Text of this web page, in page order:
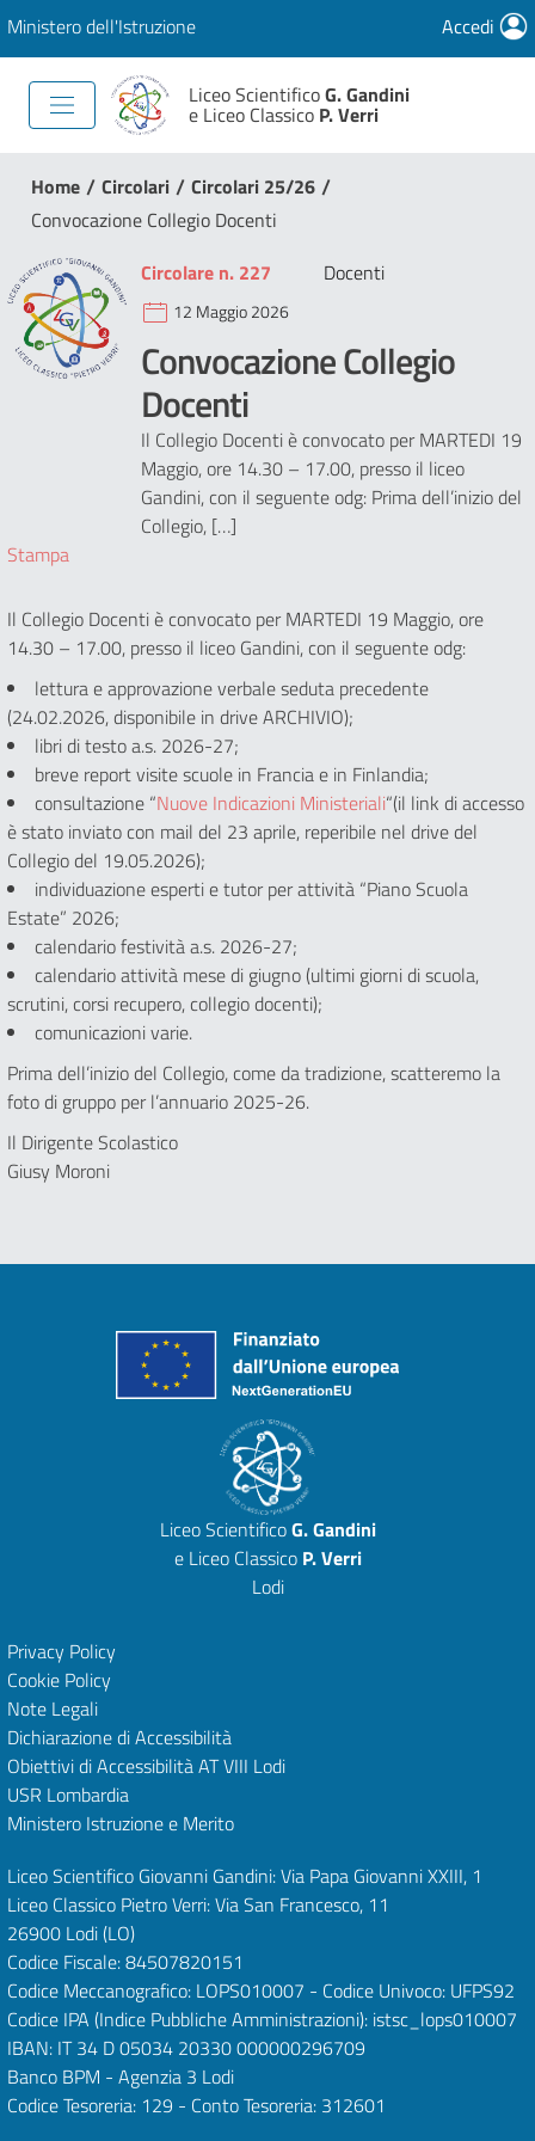
Ministero dell'Istruzione Accedi
Liceo ScientificoG. Gandini
e Liceo Classico P. Verri
Home / Circolari / Circolari 25/26 /
Convocazione Collegio Docenti
Circolare n. 227
Docenti
12 Maggio 2026
Convocazione Collegio
Docenti
Il Collegio Docenti è convocato per MARTEDI 19
Maggio, ore 14.30 – 17.00, presso il liceo
Gandini, con il seguente odg: Prima dell’inizio del
Collegio, […]
Stampa
Il Collegio Docenti è convocato per MARTEDI 19 Maggio, ore
14.30 – 17.00, presso il liceo Gandini, con il seguente odg:
lettura e approvazione verbale seduta precedente
(24.02.2026, disponibile in drive ARCHIVIO);
libri di testo a.s. 2026-27;
breve report visite scuole in Francia e in Finlandia;
consultazione “Nuove Indicazioni Ministeriali“(il link di accesso
è stato inviato con mail del 23 aprile, reperibile nel drive del
Collegio del 19.05.2026);
individuazione esperti e tutor per attività “Piano Scuola
Estate” 2026;
calendario festività a.s. 2026-27;
calendario attività mese di giugno (ultimi giorni di scuola,
scrutini, corsi recupero, collegio docenti);
comunicazioni varie.
Prima dell’inizio del Collegio, come da tradizione, scatteremo la
foto di gruppo per l’annuario 2025-26.
Il Dirigente Scolastico
Giusy Moroni
Liceo ScientificoG. Gandini
e Liceo Classico P. Verri
Lodi
Privacy Policy
Cookie Policy
Note Legali
Dichiarazione di Accessibilità
Obiettivi di AccessibilitàAT VIII Lodi
USR Lombardia
Ministero Istruzione e Merito
Liceo Scientifico Giovanni Gandini: Via Papa Giovanni XXIII, 1
Liceo Classico Pietro Verri: Via San Francesco, 11
26900 Lodi(LO)
Codice Fiscale: 84507820151
Codice Meccanografico: LOPS010007 - Codice Univoco: UFPS92
Codice IPA (Indice Pubbliche Amministrazioni): istsc_lops010007
IBAN: IT 34 D 05034 20330 000000296709
Banco BPM - Agenzia 3 Lodi
Codice Tesoreria: 129 - Conto Tesoreria: 312601